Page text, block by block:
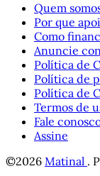
Quem
Por que
Como
Anuncie
Política de
Política de
Política de
Termos de
Fale
Assine
©2026 Matinal .